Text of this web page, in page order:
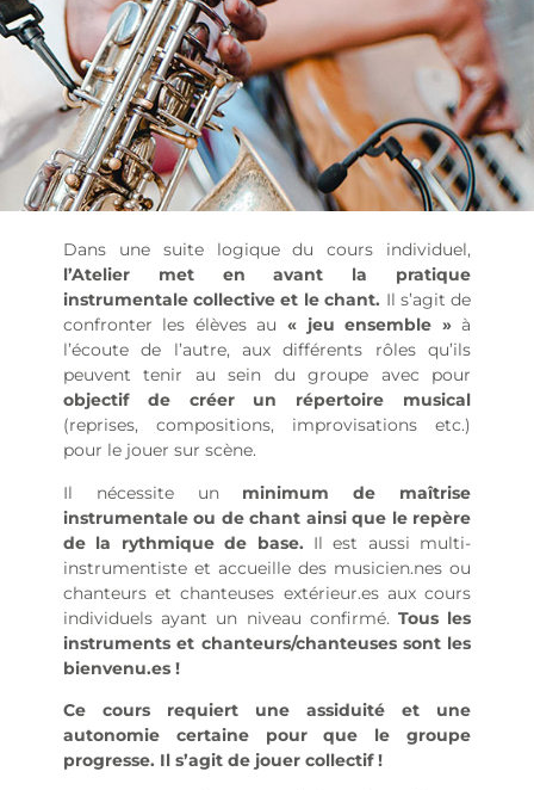
Dans une suite logique du cours individuel,
l’Atelier met en avant la pratique
instrumentale collective et le chant. Il s’agit de
confronter les élèves au « jeu ensemble »à
l’écoute de l’autre, aux différents rôles qu’ils
peuvent tenir au sein du groupe avec pour
objectif de créer un répertoire musical
(reprises, compositions, improvisations etc.)
pour le jouer sur scène.
Il nécessite un minimum de maîtrise
instrumentale ou de chant ainsi que le repère
de la rythmique de base. Il est aussi multi-
instrumentiste et accueille des musicien.nes ou
chanteurs et chanteuses extérieur.es aux cours
individuels ayant un niveau confirmé. Tous les
instruments et chanteurs/chanteuses sont les
bienvenu.es !
Ce cours requiert une assiduité et une
autonomie certaine pour que le groupe
progresse. Il s’agit de jouer collectif !